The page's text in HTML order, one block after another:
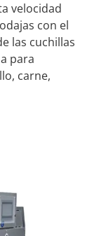
velocidad
con el
las cuchillas
para
carne,